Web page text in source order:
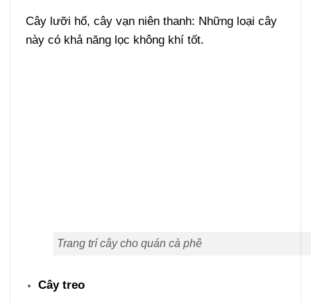
Cây lưỡi hổ, cây vạn niên thanh: Những loại cây
này có khả năng lọc không khí tốt.
Trang trí cây cho quán cà phê
Cây treo